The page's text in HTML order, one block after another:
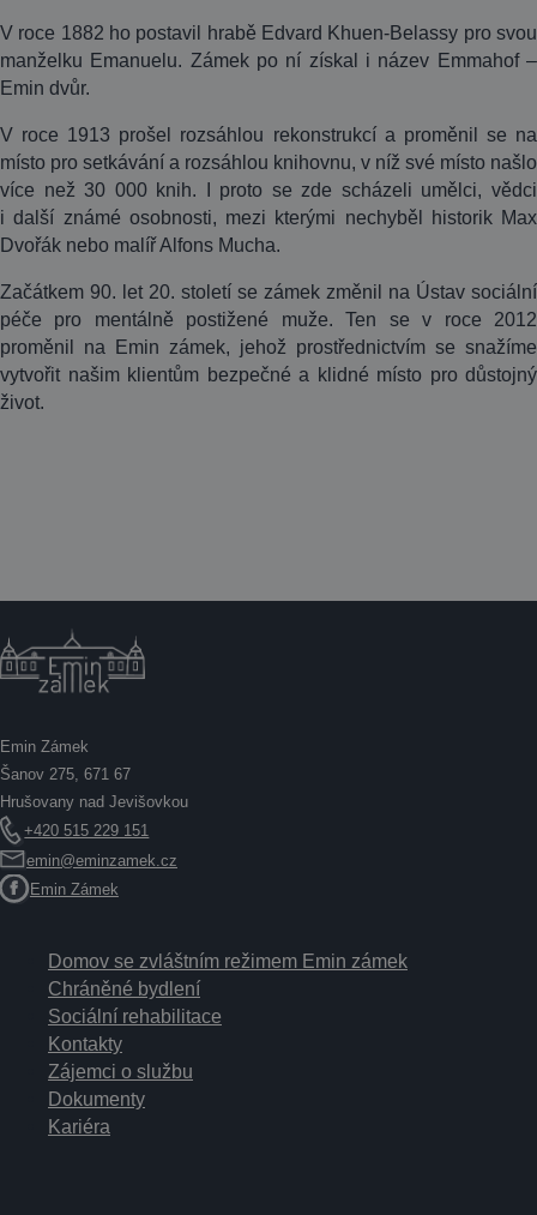
V roce 1882 ho postavil hrabě Edvard Khuen-Belassy pro svou
manželku Emanuelu. Zámek po ní získal i název Emmahof –
Emin dvůr.
V roce 1913 prošel rozsáhlou rekonstrukcí a proměnil se na
místo pro setkávání a rozsáhlou knihovnu, v níž své místo našlo
více než 30 000 knih. I proto se zde scházeli umělci, vědci
i další známé osobnosti, mezi kterými nechyběl historik Max
Dvořák nebo malíř Alfons Mucha.
Začátkem 90. let 20. století se zámek změnil na Ústav sociální
péče pro mentálně postižené muže. Ten se v roce 2012
proměnil na Emin zámek, jehož prostřednictvím se snažíme
vytvořit našim klientům bezpečné a klidné místo pro důstojný
život.
Emin Zámek
Šanov 275, 671 67
Hrušovany nad Jevišovkou
+420 515 229 151
emin@eminzamek.cz
Emin Zámek
Domov se zvláštním režimem Emin zámek
Chráněné bydlení
Sociální rehabilitace
Kontakty
Zájemci o službu
Dokumenty
Kariéra